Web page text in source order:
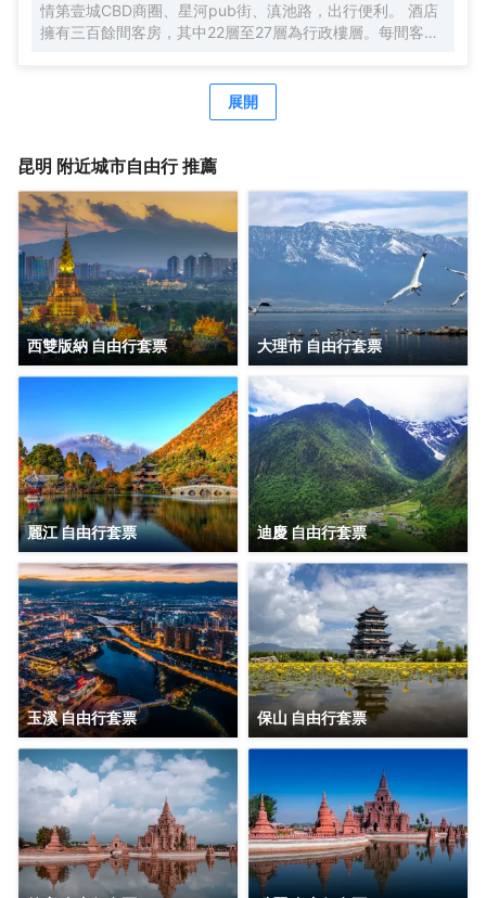
情第壹城CBD商圈、星河pub街、滇池路，出行便利。 酒店
擁有三百餘間客房，其中22層至27層為行政樓層。每間客房
展開
昆明 附近城市自由行 推薦
西雙版納 自由行套票 大理市 自由行套票
麗江 自由行套票 迪慶 自由行套票
玉溪 自由行套票 保山 自由行套票